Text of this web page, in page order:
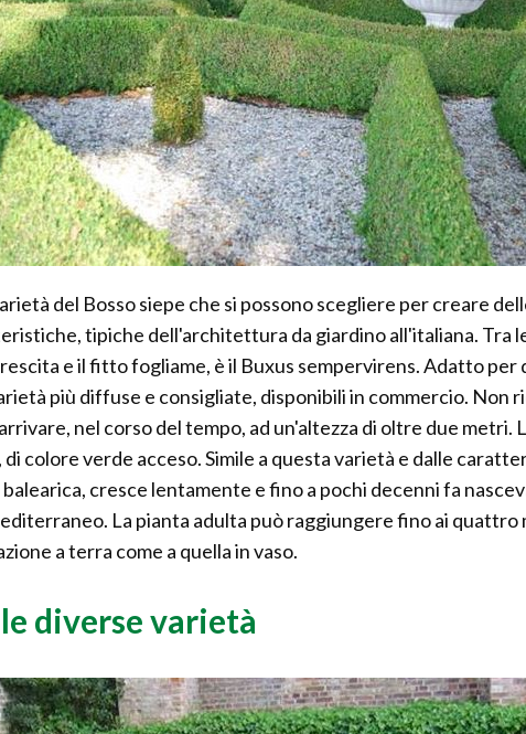
del Bosso siepe che si possono scegliere per creare
tipiche dell'architettura da giardino all'italiana. Tra
e il fitto fogliame, è il Buxus sempervirens. Adatto per
più diffuse e consigliate, disponibili in commercio. Non
nel corso del tempo, ad un'altezza di oltre due metri.
colore verde acceso. Simile a questa varietà e dalle
balearica, cresce lentamente e fino a pochi decenni fa
La pianta adulta può raggiungere fino ai quattro
a terra come a quella in vaso.
le diverse varietà